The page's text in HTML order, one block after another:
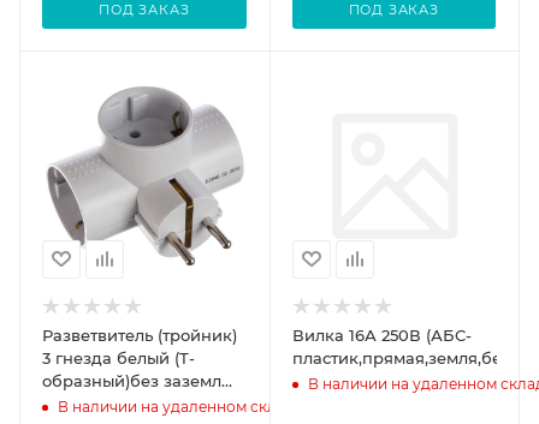
ПОД ЗАКАЗ ПОД ЗАКАЗ
Разветвитель (тройник)
3 гнезда белый (Т-
образный)без заземл
Фотон АМ-16А
В наличии на удаленном складе
Вилка 16А 250В (АБС-
пластик,прямая,земля,белая)
В наличии на удаленном